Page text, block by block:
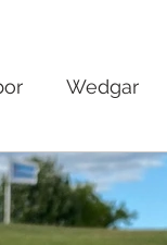
Wedgar
Golfkläder